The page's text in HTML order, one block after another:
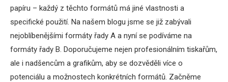
papíru – každý z těchto formátů má jiné vlastnosti a
specifické použití. Na našem blogu jsme se již zabývali
nejoblíbenějšími formáty řady A a nyní se podíváme na
formáty řady B. Doporučujeme nejen profesionálním tiskařům,
ale i nadšencům a grafikům, aby se dozvěděli více o
potenciálu a možnostech konkrétních formátů. Začněme